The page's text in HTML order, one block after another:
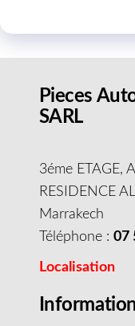
Pieces
SARL
3éme ETAGE,
RESIDENCE
Marrakech
Téléphone : 07
Localisation